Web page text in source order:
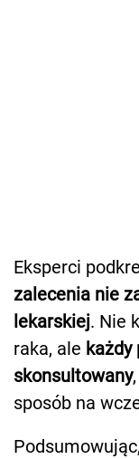
Eksperci
zalecenia nie
lekarskiej. Nie
raka, ale każdy
skonsultowany
sposób na